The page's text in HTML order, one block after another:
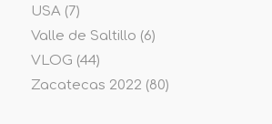
USA(7)
Valle de Saltillo (6)
VLOG (44)
Zacatecas 2022 (80)